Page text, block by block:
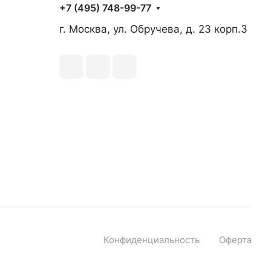
+7 (495) 748-99-77
г. Москва, ул. Обручева, д. 23 корп.3
Конфиденциальность Оферта